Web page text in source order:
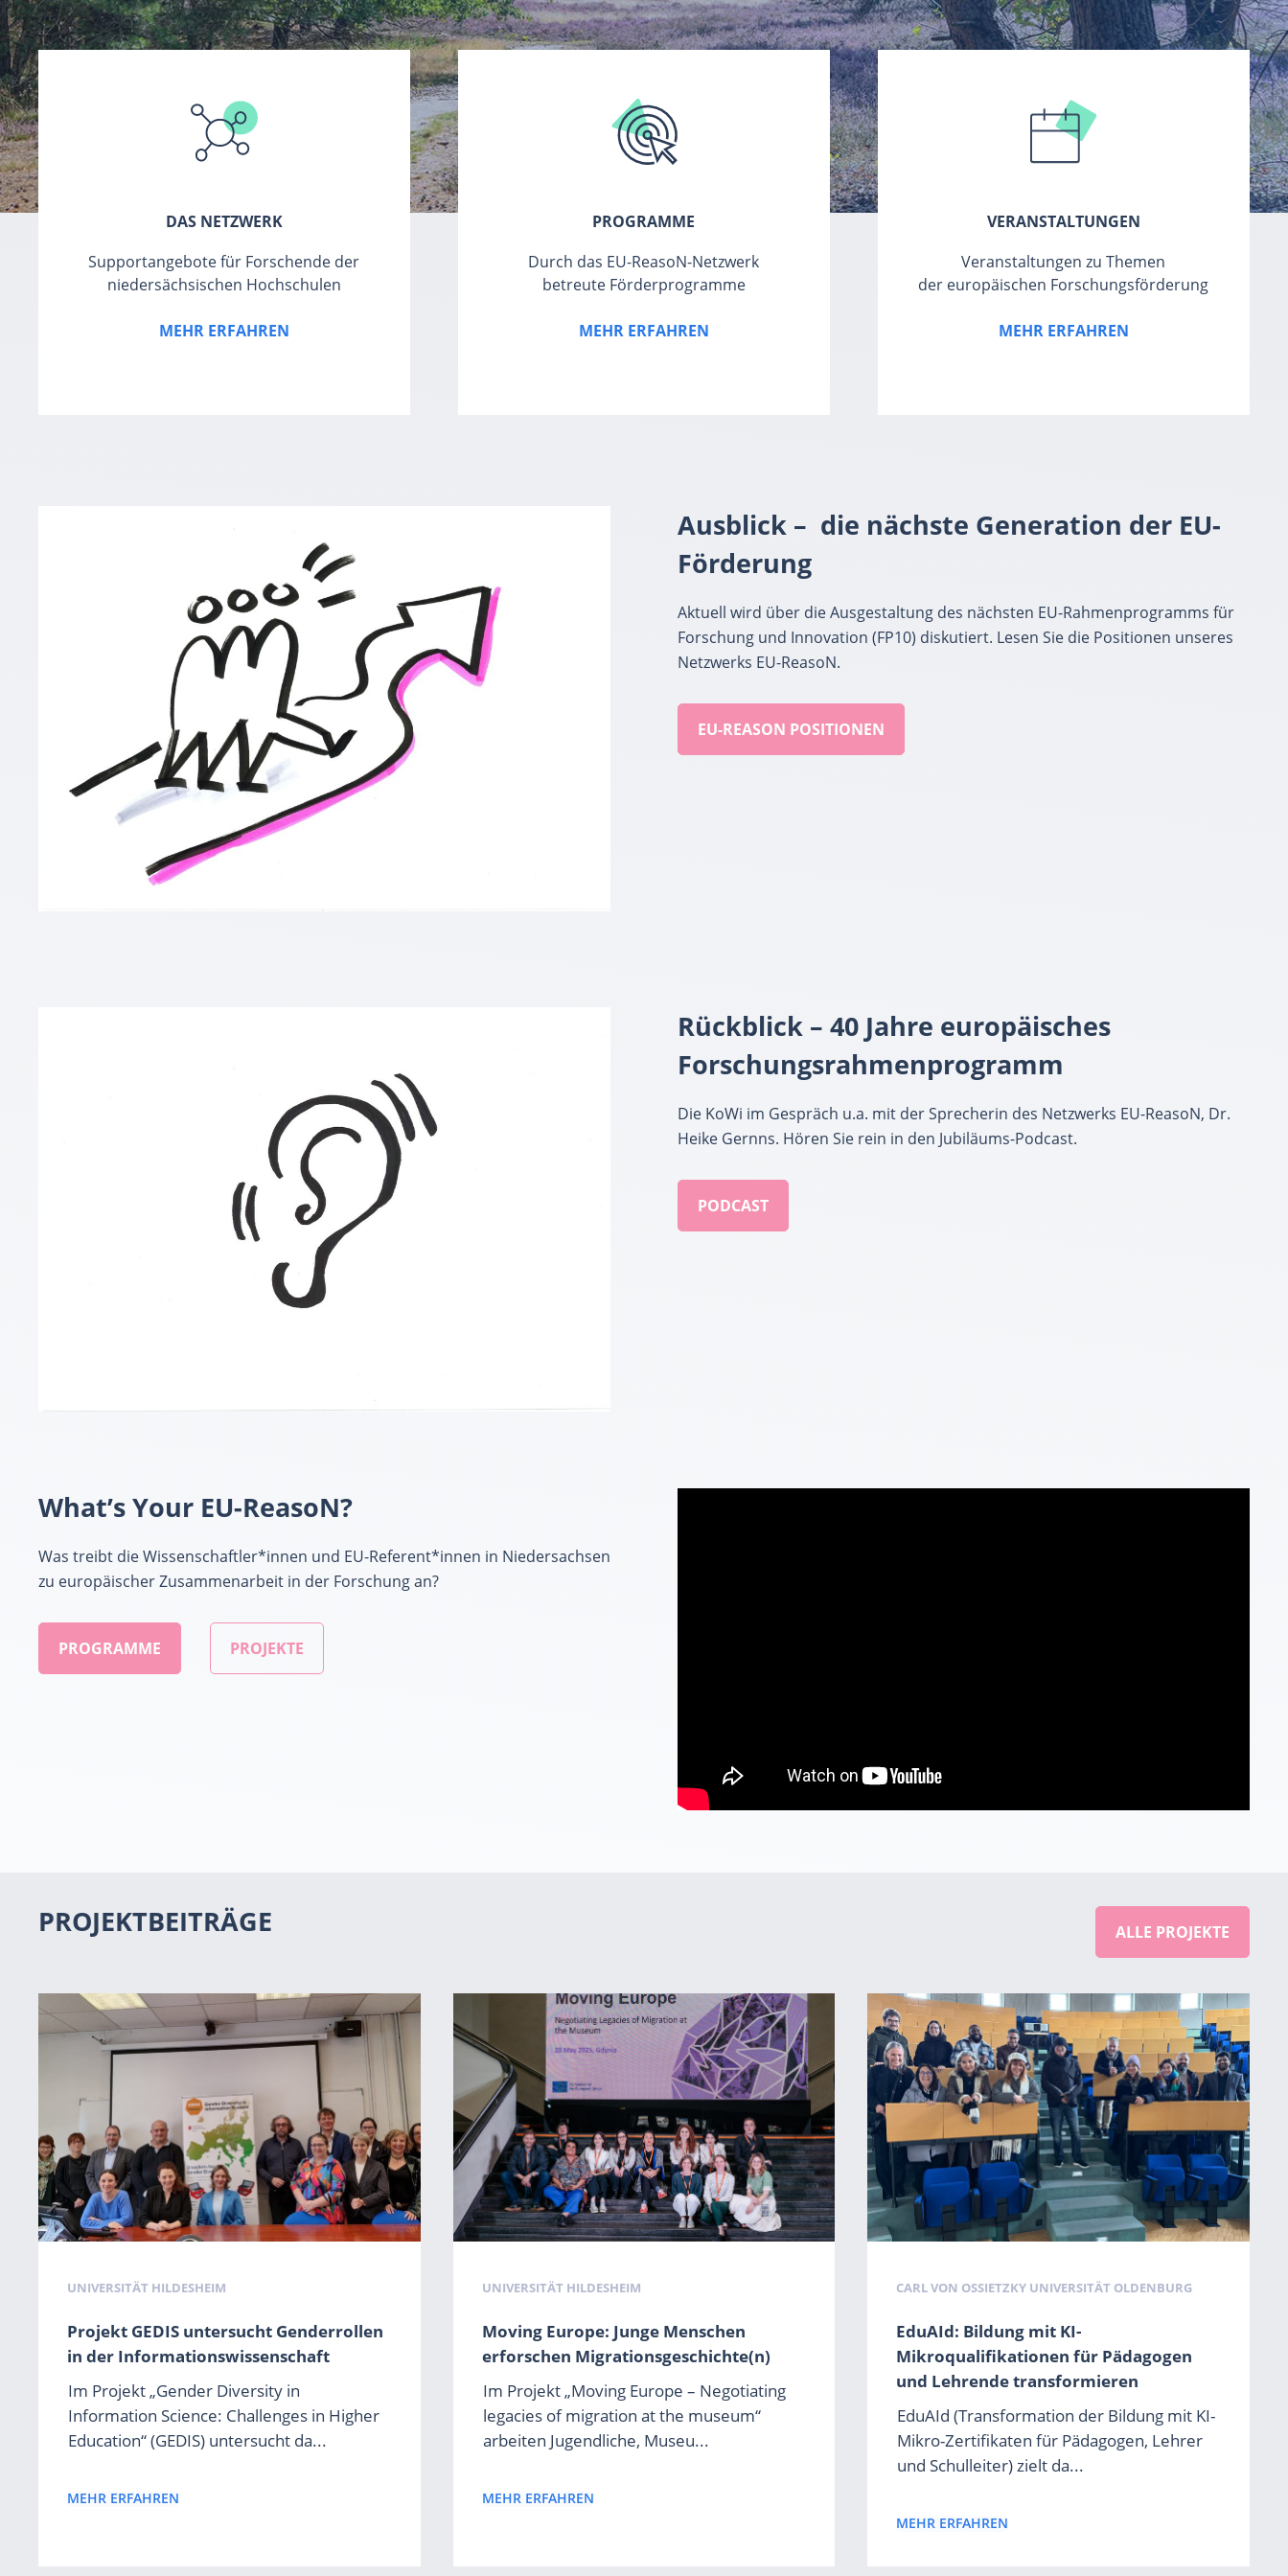
DAS NETZWERK
Supportangebote für Forschende der
niedersächsischen Hochschulen
MEHR ERFAHREN
PROGRAMME
Durch das EU-ReasoN-Netzwerk
betreute Förderprogramme
MEHR ERFAHREN
VERANSTALTUNGEN
Veranstaltungen zu Themen
der europäischen Forschungsförderung
MEHR ERFAHREN
Ausblick – die nächste Generation der EU-
Förderung
Aktuell wird über die Ausgestaltung des nächsten EU-Rahmenprogramms für
Forschung und Innovation (FP10) diskutiert. Lesen Sie die Positionen unseres
Netzwerks EU-ReasoN.
EU-REASON POSITIONEN
Rückblick – 40 Jahre europäisches
Forschungsrahmenprogramm
Die KoWi im Gespräch u.a. mit der Sprecherin des Netzwerks EU-ReasoN, Dr.
Heike Gernns. Hören Sie rein in den Jubiläums-Podcast.
PODCAST
What’s Your EU-ReasoN?
Was treibt die Wissenschaftler*innen und EU-Referent*innen in Niedersachsen
zu europäischer Zusammenarbeit in der Forschung an?
PROGRAMME PROJEKTE
PROJEKTBEITRÄGE ALLE PROJEKTE
Projekt GEDIS untersucht Genderrollen
in der Informationswissenschaft
Im Projekt „Gender Diversity in
Information Science: Challenges in Higher
Education“ (GEDIS) untersucht da...
UNIVERSITÄT HILDESHEIM
MEHR ERFAHREN
Moving Europe: Junge Menschen
erforschen Migrationsgeschichte(n)
Im Projekt „Moving Europe – Negotiating
legacies of migration at the museum“
arbeiten Jugendliche, Museu...
UNIVERSITÄT HILDESHEIM
MEHR ERFAHREN
EduAId: Bildung mit KI-
Mikroqualifikationen für Pädagogen
und Lehrende transformieren
EduAId (Transformation der Bildung mit KI-
Mikro-Zertifikaten für Pädagogen, Lehrer
und Schulleiter) zielt da...
CARL VON OSSIETZKY UNIVERSITÄT OLDENBURG
MEHR ERFAHREN